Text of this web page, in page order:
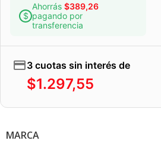
Ahorrás $389,26
pagando por
transferencia
3 cuotas sin interés de
$1.297,55
MARCA